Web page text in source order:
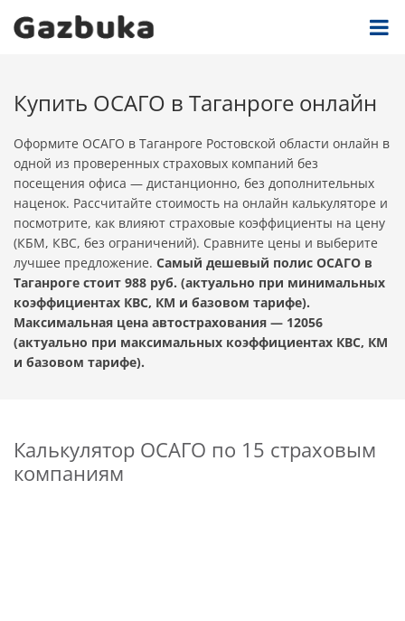
Купить ОСАГО в Таганроге онлайн
Оформите ОСАГО в Таганроге Ростовской области онлайн в
одной из проверенных страховых компаний без
посещения офиса — дистанционно, без дополнительных
наценок. Рассчитайте стоимость на онлайн калькуляторе и
посмотрите, как влияют страховые коэффициенты на цену
(КБМ, КВС, без ограничений). Сравните цены и выберите
лучшее предложение. Самый дешевый полис ОСАГО в
Таганроге стоит 988 руб. (актуально при минимальных
коэффициентах КВС, КМ и базовом тарифе).
Максимальная цена автострахования — 12056
(актуально при максимальных коэффициентах КВС, КМ
и базовом тарифе).
Калькулятор ОСАГО по 15 страховым
компаниям